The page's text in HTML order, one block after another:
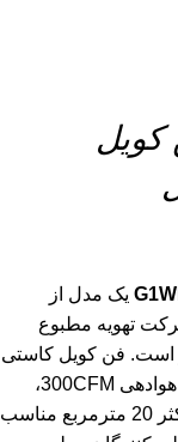
کویل
یک مدل از
تهویه مطبوع
که، دارای حداکثر فشار کاری 16 بار است. فن کویل کاستی
یک طرفه گرین مدل G1WF300P1 با ظرفیت هوادهی 300CFM،
برای استفاده و نصب در اتاق هایی با متراژ حداکثر 20 مترمربع مناسب